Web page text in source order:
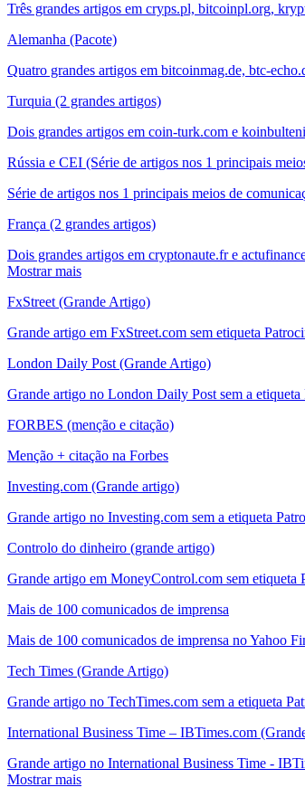
Três grandes artigos em cryps.pl, bitcoinpl.org,
Alemanha (Pacote)
Quatro grandes artigos em bitcoinmag.de, btc-
Turquia (2 grandes artigos)
Dois grandes artigos em coin-turk.com e
Rússia e CEI (Série de artigos nos 1 principais
Série de artigos nos 1 principais meios de
França (2 grandes artigos)
Dois grandes artigos em cryptonaute.fr e
Mostrar mais
FxStreet (Grande Artigo)
Grande artigo em FxStreet.com sem etiqueta
London Daily Post (Grande Artigo)
Grande artigo no London Daily Post sem a etiqueta
FORBES (menção e citação)
Menção + citação na Forbes
Investing.com (Grande artigo)
Grande artigo no Investing.com sem a etiqueta
Controlo do dinheiro (grande artigo)
Grande artigo em MoneyControl.com sem etiqueta
Mais de 100 comunicados de imprensa
Mais de 100 comunicados de imprensa no Yahoo
Tech Times (Grande Artigo)
Grande artigo no TechTimes.com sem a etiqueta
International Business Time – IBTimes.com
Grande artigo no International Business Time -
Mostrar mais